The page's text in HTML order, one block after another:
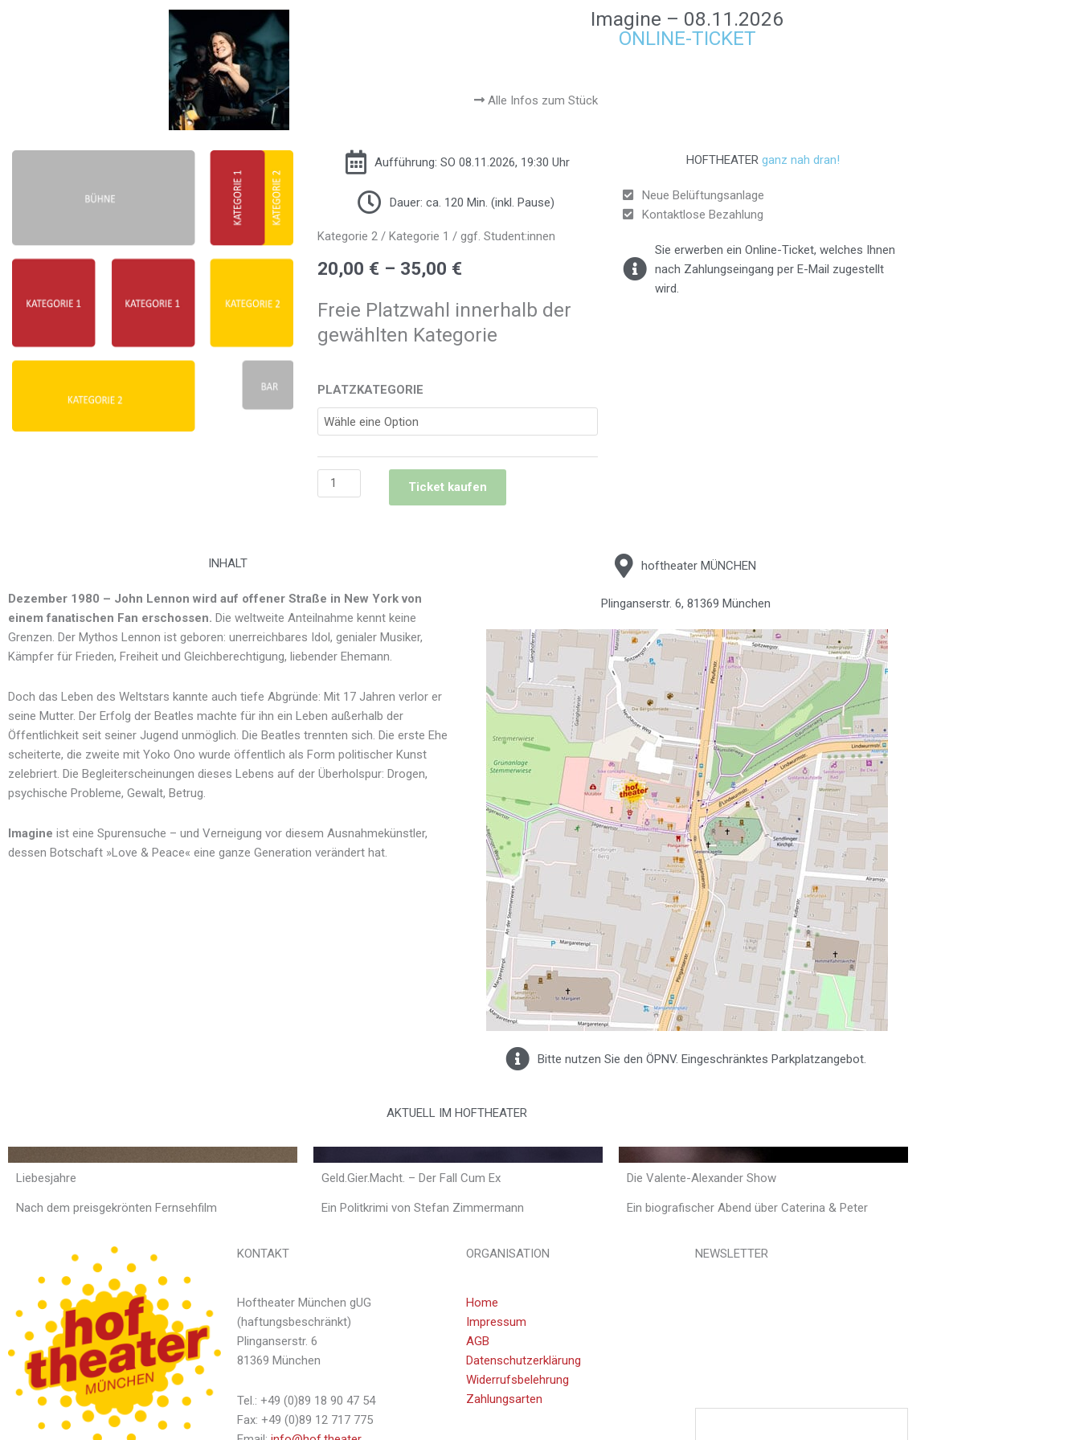
Imagine – 08.11.2026
ONLINE-TICKET
Alle Infos zum Stück
Aufführung: SO 08.11.2026, 19:30 Uhr
Dauer: ca. 120 Min. (inkl. Pause)
Kategorie 2 / Kategorie 1 / ggf. Student:innen
20,00 € – 35,00 €Preisspanne:
bis
35,00 €
Freie Platzwahl innerhalb der
gewählten Kategorie
PLATZKATEGORIE
Imagine
-
08.11.2026
Ticket kaufen
HOFTHEATER ganz nah dran!
Neue Belüftungsanlage
Kontaktlose Bezahlung
Sie erwerben ein Online-Ticket, welches Ihnen
nach Zahlungseingang per E-Mail zugestellt
wird.
INHALT
Dezember 1980 – John Lennon wird auf offener Straße in New York von
einem fanatischen Fan erschossen. Die weltweite Anteilnahme kennt keine
Grenzen. Der Mythos Lennon ist geboren: unerreichbares Idol, genialer Musiker,
Kämpfer für Frieden, Freiheit und Gleichberechtigung, liebender Ehemann.
Doch das Leben des Weltstars kannte auch tiefe Abgründe: Mit 17 Jahren verlor er
seine Mutter. Der Erfolg der Beatles machte für ihn ein Leben außerhalb der
Öffentlichkeit seit seiner Jugend unmöglich. Die Beatles trennten sich. Die erste Ehe
scheiterte, die zweite mit Yoko Ono wurde öffentlich als Form politischer Kunst
zelebriert. Die Begleiterscheinungen dieses Lebens auf der Überholspur: Drogen,
psychische Probleme, Gewalt, Betrug.
Imagine ist eine Spurensuche – und Verneigung vor diesem Ausnahmekünstler,
dessen Botschaft »Love & Peace« eine ganze Generation verändert hat.
hoftheater MÜNCHEN
Plinganserstr. 6, 81369 München
Bitte nutzen Sie den ÖPNV. Eingeschränktes Parkplatzangebot.
AKTUELL IM HOFTHEATER
Liebesjahre
Nach dem preisgekrönten Fernsehfilm
Geld.Gier.Macht. – Der Fall Cum Ex
Ein Politkrimi von Stefan Zimmermann
Die Valente-Alexander Show
Ein biografischer Abend über Caterina & Peter
KONTAKT
Hoftheater München gUG
(haftungsbeschränkt)
Plinganserstr. 6
81369 München
Tel.: +49 (0)89 18 90 47 54
Fax: +49 (0)89 12 717 775
ORGANISATION
Home
Impressum
AGB
Datenschutzerklärung
Widerrufsbelehrung
Zahlungsarten
NEWSLETTER